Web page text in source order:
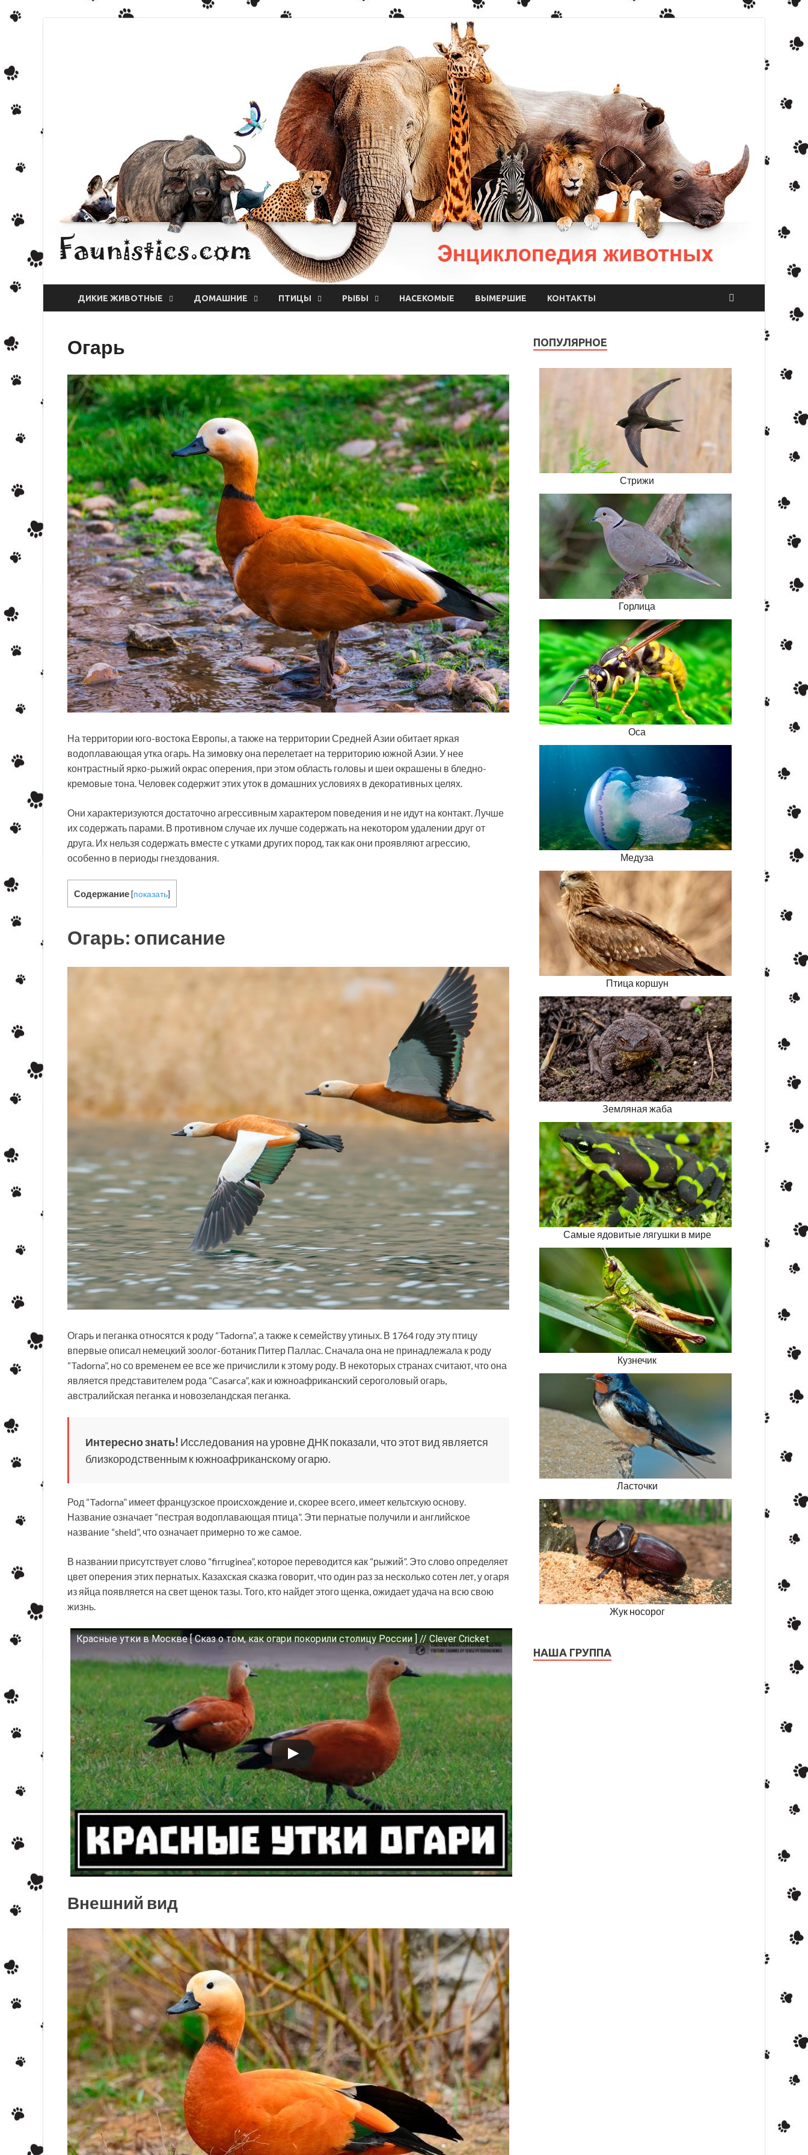
ДИКИЕ ЖИВОТНЫЕ ДОМАШНИЕ ПТИЦЫ РЫБЫ НАСЕКОМЫЕ ВЫМЕРШИЕ КОНТАКТЫ
Огарь
На территории юго-востока Европы, а также на территории Средней Азии обитает яркая
водоплавающая утка огарь. На зимовку она перелетает на территорию южной Азии. У нее
контрастный ярко-рыжий окрас оперения, при этом область головы и шеи окрашены в бледно-
кремовые тона. Человек содержит этих уток в домашних условиях в декоративных целях.
Они характеризуются достаточно агрессивным характером поведения и не идут на контакт. Лучше
их содержать парами. В противном случае их лучше содержать на некотором удалении друг от
друга. Их нельзя содержать вместе с утками других пород, так как они проявляют агрессию,
особенно в периоды гнездования.
Содержание[показать]
Огарь: описание
Огарь и пеганка относятся к роду “Tadorna”, а также к семейству утиных. В 1764 году эту птицу
впервые описал немецкий зоолог-ботаник Питер Паллас. Сначала она не принадлежала к роду
“Tadorna”, но со временем ее все же причислили к этому роду. В некоторых странах считают, что она
является представителем рода “Casarca”, как и южноафриканский сероголовый огарь,
австралийская пеганка и новозеландская пеганка.
Интересно знать! Исследования на уровне ДНК показали, что этот вид является
близкородственным к южноафриканскому огарю.
Род “Tadorna” имеет французское происхождение и, скорее всего, имеет кельтскую основу.
Название означает “пестрая водоплавающая птица”. Эти пернатые получили и английское
название “sheld”, что означает примерно то же самое.
В названии присутствует слово “firruginea”, которое переводится как “рыжий”. Это слово определяет
цвет оперения этих пернатых. Казахская сказка говорит, что один раз за несколько сотен лет, у огаря
из яйца появляется на свет щенок тазы. Того, кто найдет этого щенка, ожидает удача на всю свою
жизнь.
Красные утки в Москве [ Сказ о том, как огари покорили столицу России ] // Clever Cricket
Внешний вид
ПОПУЛЯРНОЕ
Стрижи
Горлица
Оса
Медуза
Птица коршун
Земляная жаба
Самые ядовитые лягушки в мире
Кузнечик
Ласточки
Жук носорог
НАША ГРУППА